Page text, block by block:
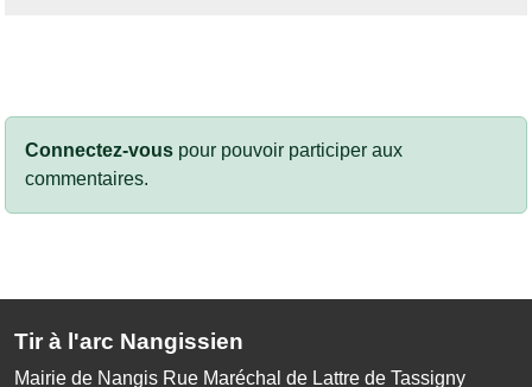
Connectez-vous pour pouvoir participer aux
commentaires.
Tir à l'arc Nangissien
Mairie de Nangis Rue Maréchal de Lattre de Tassigny